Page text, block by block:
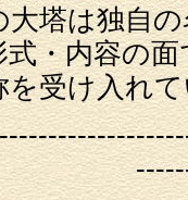
大塔は独自
・内容の
を受け入れ